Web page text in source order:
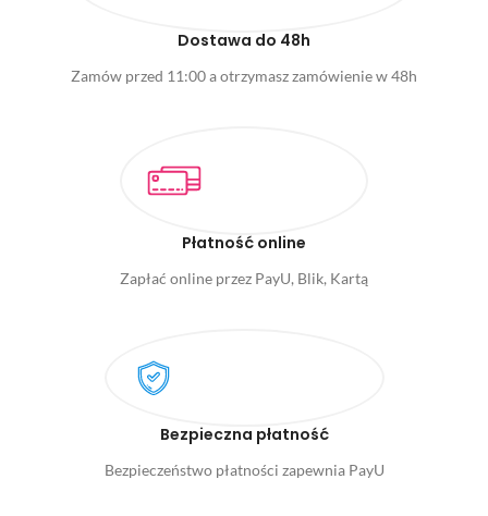
Dostawa do 48h
Zamów przed 11:00 a otrzymasz zamówienie w 48h
Płatność online
Zapłać online przez PayU, Blik, Kartą
Bezpieczna płatność
Bezpieczeństwo płatności zapewnia PayU